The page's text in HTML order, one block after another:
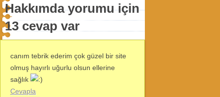
Hakkımda yorumu için
13 cevap var
canım tebrik ederim çok güzel bir site
olmuş hayırlı uğurlu olsun ellerine
sağlık
Cevapla